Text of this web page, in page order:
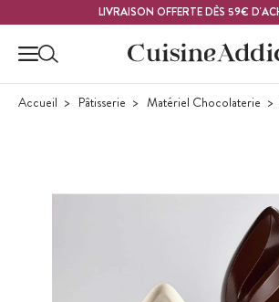
LIVRAISON OFFERTE DÈS 59€
Accueil Pâtisserie Matériel Chocolaterie